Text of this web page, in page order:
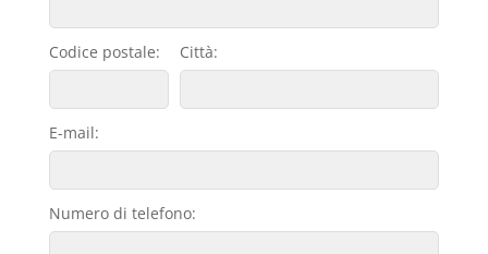
Codice postale: Città:
E-mail:
Numero di telefono: